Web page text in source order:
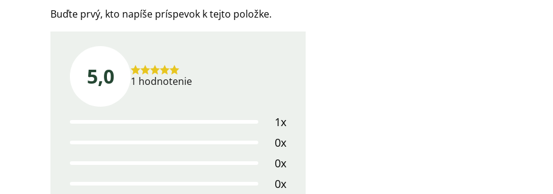
Buďte prvý, kto napíše príspevok k tejto položke.
5,0
Priemerné
1 hodnotenie
1x
0x
0x
0x